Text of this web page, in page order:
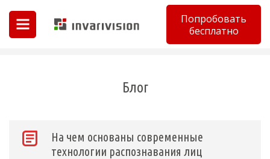
Попробовать
бесплатно
Блог
На чем основаны современные
технологии распознавания лиц